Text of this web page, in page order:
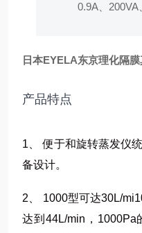
0.9A、
日本EYELA东京理化隔
产品特点
1、 便于和旋转蒸发仪
备设计。
2、 1000型可达30L/
达到44L/min，